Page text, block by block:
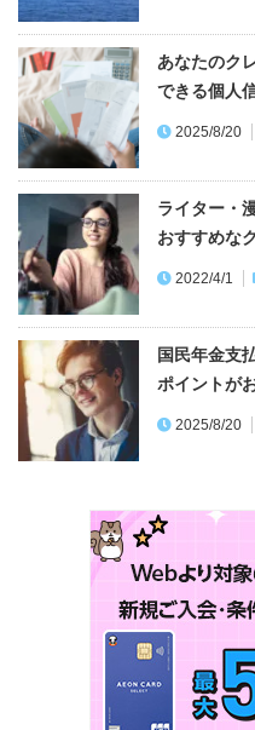
あなたのク
できる個人
2025/8/20
ライター・
おすすめな
2022/4/1
国民年金支
ポイントが
2025/8/20